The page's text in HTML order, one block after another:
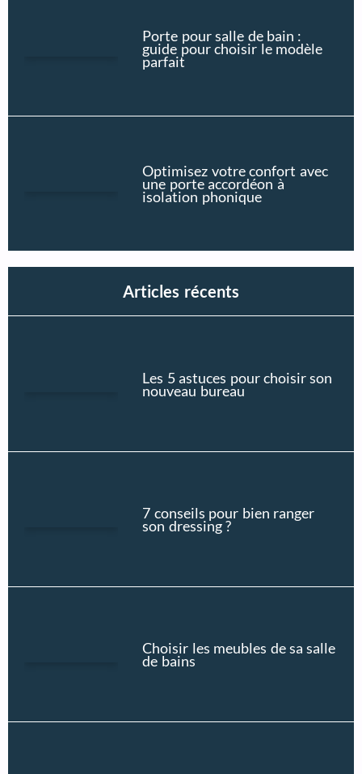
Porte pour salle de bain :
guide pour choisir le modèle
parfait
Optimisez votre confort avec
une porte accordéon à
isolation phonique
Articles récents
Les 5 astuces pour choisir son
nouveau bureau
7 conseils pour bien ranger
son dressing ?
Choisir les meubles de sa salle
de bains